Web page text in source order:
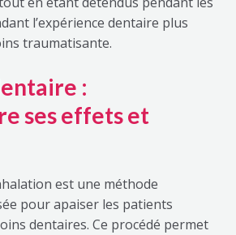
l’expérience dentaire plus
traumatisante.
:
ses effets et
est une méthode
pour apaiser les patients
dentaires. Ce procédé permet